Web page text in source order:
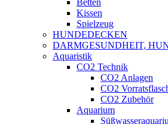
Betten
Kissen
Spielzeug
HUNDEDECKEN
DARMGESUNDHEIT,
Aquaristik
CO2 Technik
CO2 Anlagen
CO2
CO2 Zubehör
Aquarium